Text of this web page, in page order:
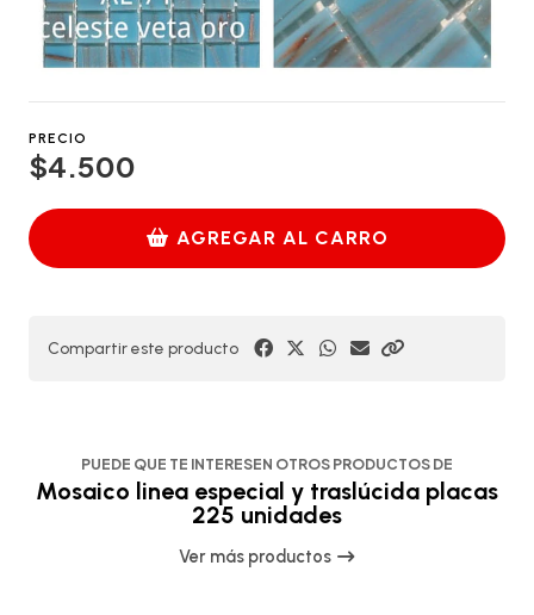
PRECIO
$4.500
AGREGAR AL CARRO
Compartir este producto
PUEDE QUE TE INTERESEN OTROS PRODUCTOS DE
Mosaico linea especial y traslúcida placas
225 unidades
Ver más productos